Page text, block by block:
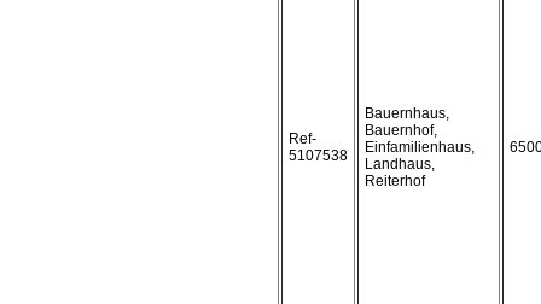
Ref-
5107538
Bauernhaus,
Bauernhof,
Einfamilienhaus,
Landhaus,
Reiterhof